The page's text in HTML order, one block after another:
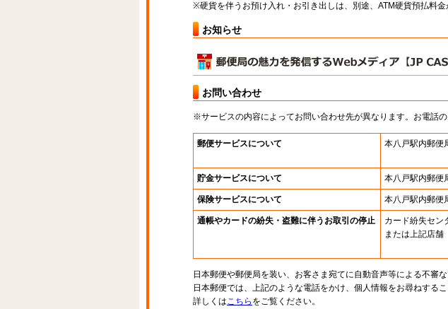
※硬貨を伴うお預け入れ・お引き出しは、別途、ATM硬貨預払料金
お知らせ
お問い合わせ
※サービスの内容によってお問い合わせ先が異なります。お電話の
郵便サービスについて 本八戸駅内郵便
貯金サービスについて 本八戸駅内郵便
保険サービスについて 本八戸駅内郵便
通帳やカードの紛失・盗難に伴うお取引の停止 カード紛失セン
または上記店舗
日本郵便や郵便局を装い、お客さま宛てに自動音声等による不審
日本郵便では、上記のような電話をかけ、個人情報をお尋ねするこ
詳しくはこちら をご覧ください。